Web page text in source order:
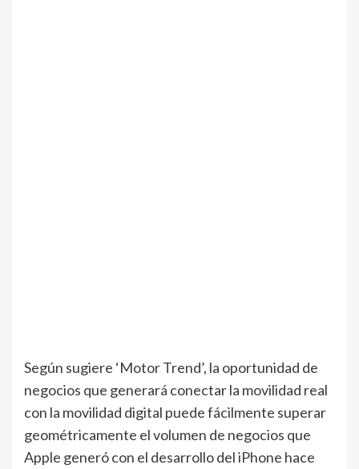
Según sugiere ‘Motor Trend’, la oportunidad de
negocios que generará conectar la movilidad real
con la movilidad digital puede fácilmente superar
geométricamente el volumen de negocios que
Apple generó con el desarrollo del iPhone hace